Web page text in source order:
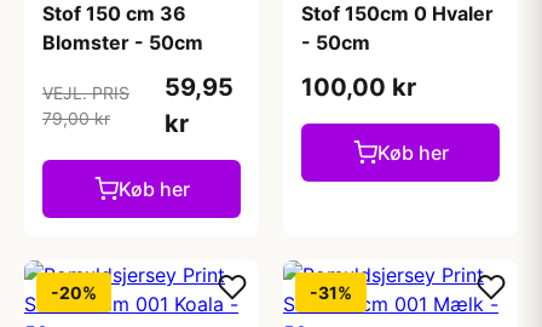
Stof 150 cm 36
Blomster - 50cm
VEJL. PRIS
79,00 kr
59,95
kr
Køb her
Stof 150cm 0 Hvaler
- 50cm
100,00 kr
Køb her
-20% -31%